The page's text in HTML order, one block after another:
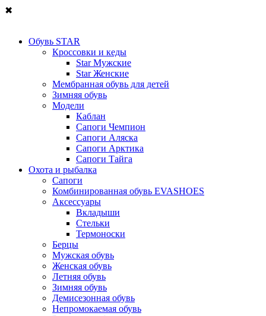
✖
Обувь STAR
Кроссовки и кеды
Star Мужские
Star Женские
Мембранная обувь для детей
Зимняя обувь
Модели
Каблан
Сапоги Чемпион
Сапоги Аляска
Сапоги Арктика
Сапоги Тайга
Охота и рыбалка
Сапоги
Комбинированная обувь EVASHOES
Аксессуары
Вкладыши
Стельки
Термоноски
Берцы
Мужская обувь
Женская обувь
Летняя обувь
Зимняя обувь
Демисезонная обувь
Непромокаемая обувь